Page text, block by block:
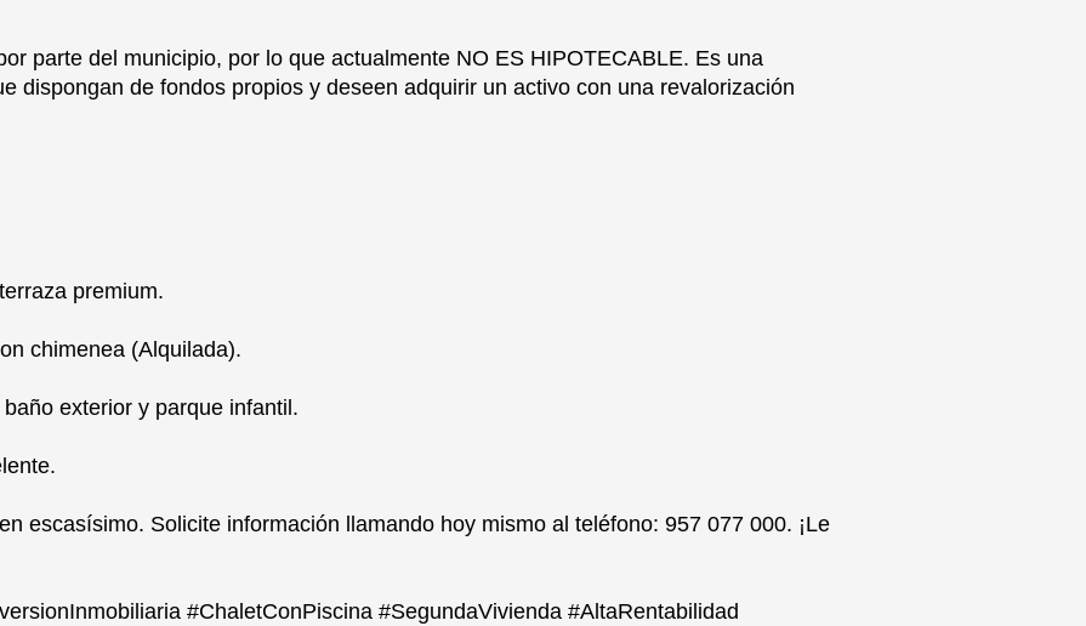
parte del municipio, por lo que actualmente NO ES HIPOTECABLE. Es una
dispongan de fondos propios y deseen adquirir un activo con una revalorización
premium.
chimenea (Alquilada).
exterior y parque infantil.
escasísimo. Solicite información llamando hoy mismo al teléfono: 957 077 000. ¡Le
#ChaletConPiscina #SegundaVivienda #AltaRentabilidad